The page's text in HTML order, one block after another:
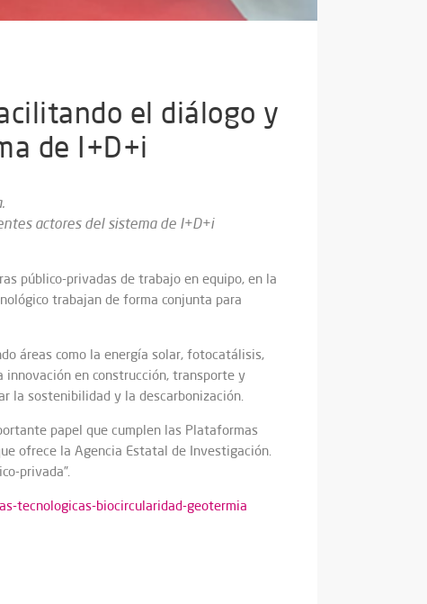
el diálogo y
de I+D+i
actores del sistema de I+D+i
público-privadas de trabajo en equipo, en la
trabajan de forma conjunta para
áreas como la energía solar, fotocatálisis,
innovación en construcción, transporte y
la sostenibilidad y la descarbonización.
papel que cumplen las Plataformas
ofrece la Agencia Estatal de Investigación.
privada”.
tecnologicas-biocircularidad-geotermia